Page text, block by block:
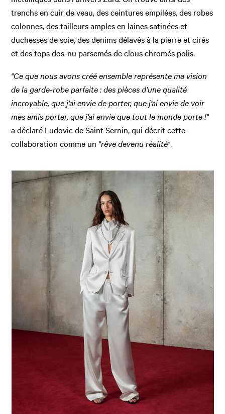
trenchs en cuir de veau, des ceintures empilées, des robes
colonnes, des tailleurs amples en laines satinées et
duchesses de soie, des denims délavés à la pierre et cirés
et des tops dos-nu parsemés de clous chromés polis.
"Ce que nous avons créé ensemble représente ma vision
de la garde-robe parfaite : des pièces d’une qualité
incroyable, que j’ai envie de porter, que j’ai envie de voir
mes amis porter, que j’ai envie que tout le monde porte !"
a déclaré Ludovic de Saint Sernin, qui décrit cette
collaboration comme un "rêve devenu réalité".